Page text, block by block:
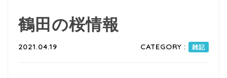
鶴田の桜情報
2021.04.19 CATEGORY : 雑記